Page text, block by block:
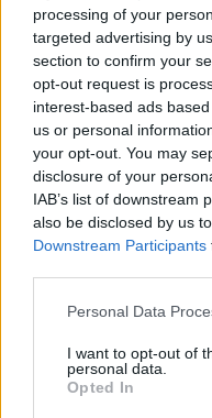
processing of your
targeted advertising by
section to confirm your
opt-out request is
interest-based ads
us or personal
your opt-out. You may
disclosure of your
IAB’s list of downstream
also be disclosed by us
Downstream Participants
Personal Data
I want to opt-out of
personal data.
Opted In
A mostanit megelőző
ugyanis akkor "csak"
most 410 ezer főre
KEDVES
A keresett cikk a
tartozik, melynek
Az előfizetés a
Kötéslisták: BÉT
kötéslistái